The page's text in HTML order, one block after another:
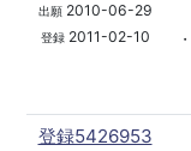
出願2010-06-29
登録2011-02-10
・
登録5426953